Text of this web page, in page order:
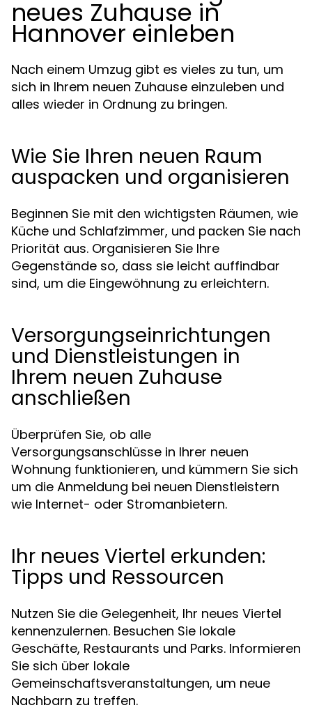
neues Zuhause in
Hannover einleben
Nach einem Umzug gibt es vieles zu tun, um
sich in Ihrem neuen Zuhause einzuleben und
alles wieder in Ordnung zu bringen.
Wie Sie Ihren neuen Raum
auspacken und organisieren
Beginnen Sie mit den wichtigsten Räumen, wie
Küche und Schlafzimmer, und packen Sie nach
Priorität aus. Organisieren Sie Ihre
Gegenstände so, dass sie leicht auffindbar
sind, um die Eingewöhnung zu erleichtern.
Versorgungseinrichtungen
und Dienstleistungen in
Ihrem neuen Zuhause
anschließen
Überprüfen Sie, ob alle
Versorgungsanschlüsse in Ihrer neuen
Wohnung funktionieren, und kümmern Sie sich
um die Anmeldung bei neuen Dienstleistern
wie Internet- oder Stromanbietern.
Ihr neues Viertel erkunden:
Tipps und Ressourcen
Nutzen Sie die Gelegenheit, Ihr neues Viertel
kennenzulernen. Besuchen Sie lokale
Geschäfte, Restaurants und Parks. Informieren
Sie sich über lokale
Gemeinschaftsveranstaltungen, um neue
Nachbarn zu treffen.